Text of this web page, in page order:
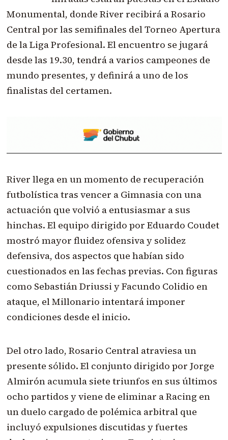
Monumental, donde River recibirá a Rosario
Central por las semifinales del Torneo Apertura
de la Liga Profesional. El encuentro se jugará
desde las 19.30, tendrá a varios campeones de
mundo presentes, y definirá a uno de los
finalistas del certamen.
River llega en un momento de recuperación
futbolística tras vencer a Gimnasia con una
actuación que volvió a entusiasmar a sus
hinchas. El equipo dirigido por Eduardo Coudet
mostró mayor fluidez ofensiva y solidez
defensiva, dos aspectos que habían sido
cuestionados en las fechas previas. Con figuras
como Sebastián Driussi y Facundo Colidio en
ataque, el Millonario intentará imponer
condiciones desde el inicio.
Del otro lado, Rosario Central atraviesa un
presente sólido. El conjunto dirigido por Jorge
Almirón acumula siete triunfos en sus últimos
ocho partidos y viene de eliminar a Racing en
un duelo cargado de polémica arbitral que
incluyó expulsiones discutidas y fuertes